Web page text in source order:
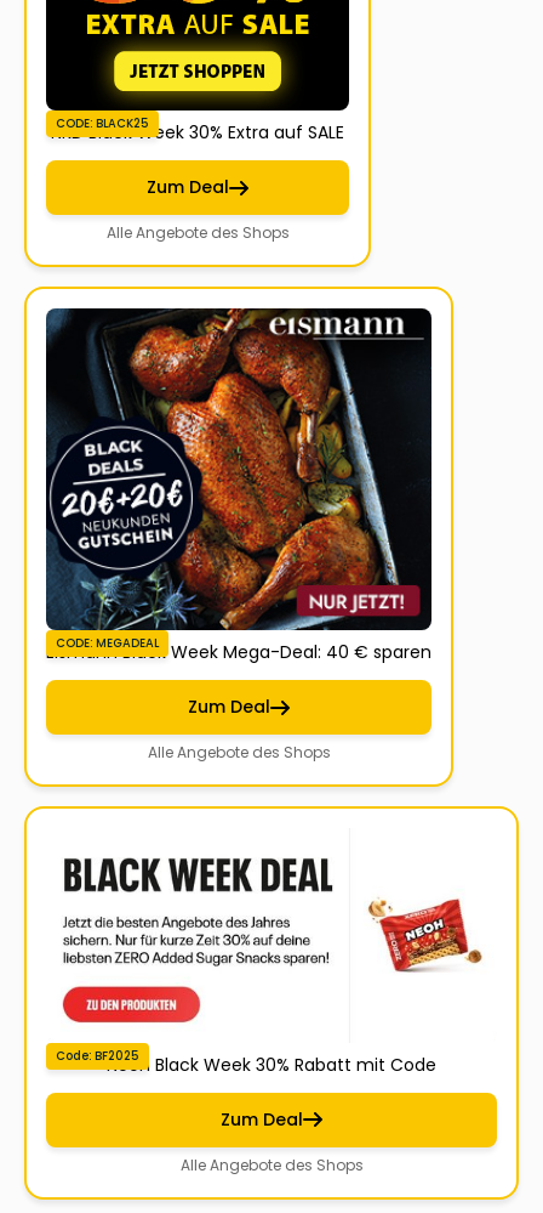
CODE: BLACK25
NKD Black Week 30% Extra auf SALE
Zum Deal
Alle Angebote des Shops
CODE: MEGADEAL
Eismann Black Week Mega-Deal: 40 € sparen
Zum Deal
Alle Angebote des Shops
Code: BF2025Neoh Black Week 30% Rabatt mit Code
Zum Deal
Alle Angebote des Shops